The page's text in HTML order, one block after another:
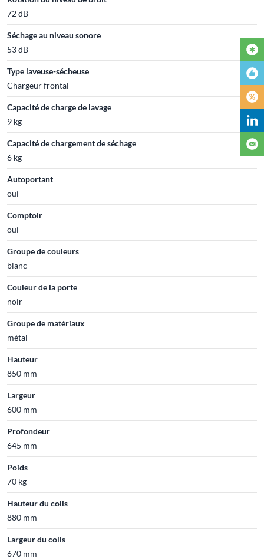
72 dB
Séchage au niveau sonore
53 dB
Type laveuse-sécheuse
Chargeur frontal
Capacité de charge de lavage
9 kg
Capacité de chargement de séchage
6 kg
Autoportant
oui
Comptoir
oui
Groupe de couleurs
blanc
Couleur de la porte
noir
Groupe de matériaux
métal
Hauteur
850 mm
Largeur
600 mm
Profondeur
645 mm
Poids
70 kg
Hauteur du colis
880 mm
Largeur du colis
670 mm